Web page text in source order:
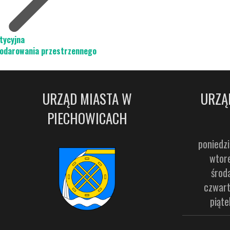
URZĄD MIASTA W
PIECHOWICACH
przestrzennego